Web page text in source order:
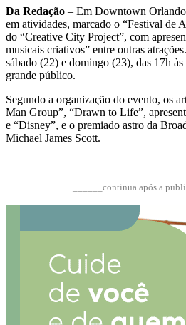
Da Redação – Em Downtown
em atividades, marcado o “Festival de
do “Creative City Project”, com
musicais criativos” entre outras
sábado (22) e domingo (23), das 17h
grande público.
Segundo a organização do evento, os
Man Group”, “Drawn to Life”,
e “Disney”, e o premiado astro da
Michael James Scott.
______continua após a